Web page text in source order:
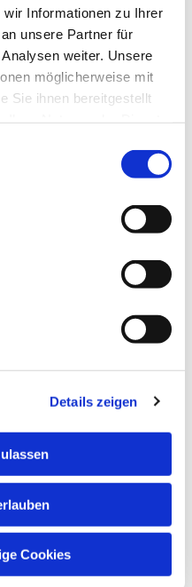
Informationen zu Ihrer
unsere Partner für
weiter. Unsere
möglicherweise mit
Sie ihnen bereitgestellt
Details zeigen
Cookies